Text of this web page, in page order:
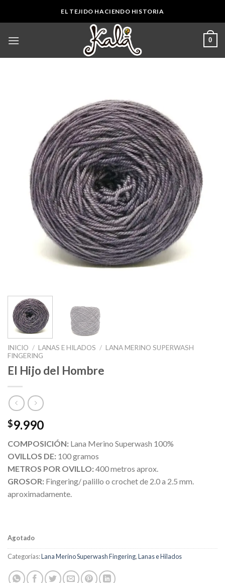
EL TEJIDO HACIENDO HISTORIA
0
INICIO / LANAS E HILADOS / LANA MERINO SUPERWASH
FINGERING
El Hijo del Hombre
$9.990
COMPOSICIÓN: Lana Merino Superwash 100%
OVILLOS DE: 100 gramos
METROS POR OVILLO:400 metros aprox.
GROSOR: Fingering/ palillo o crochet de 2.0 a 2.5 mm.
aproximadamente.
Agotado
Categorías:Lana Merino Superwash Fingering,Lanas e Hilados